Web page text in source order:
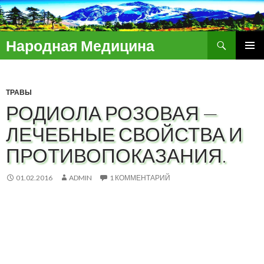
Народная Медицина
ПЕРЕЙТИ
ТРАВЫ
РОДИОЛА РОЗОВАЯ —
ЛЕЧЕБНЫЕ СВОЙСТВА И
ПРОТИВОПОКАЗАНИЯ.
01.02.2016 ADMIN 1 КОММЕНТАРИЙ